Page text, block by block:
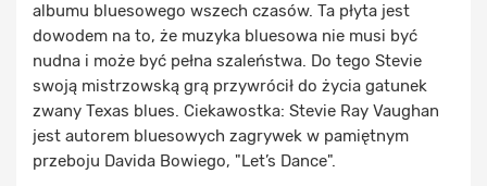
albumu bluesowego wszech czasów. Ta płyta jest
dowodem na to, że muzyka bluesowa nie musi być
nudna i może być pełna szaleństwa. Do tego Stevie
swoją mistrzowską grą przywrócił do życia gatunek
zwany Texas blues. Ciekawostka: Stevie Ray Vaughan
jest autorem bluesowych zagrywek w pamiętnym
przeboju Davida Bowiego, "Let’s Dance".